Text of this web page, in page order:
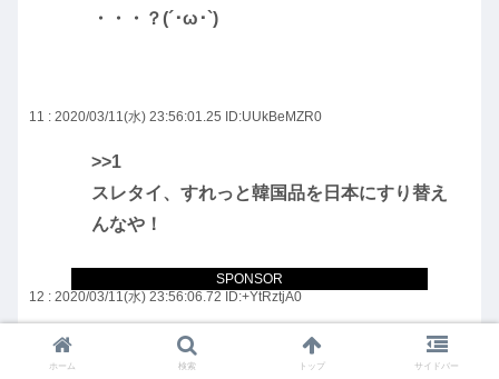
SPONSOR
・・・？(´･ω･`)
11 : 2020/03/11(水) 23:56:01.25 ID:UUkBeMZR0
>>1
スレタイ、すれっと韓国品を日本にすり替え
んなや！
12 : 2020/03/11(水) 23:56:06.72 ID:+YtRztjA0
韓国っていつも都合が悪いと日本に罪なすり
つけるよね
ホーム 検索 トップ サイドバー